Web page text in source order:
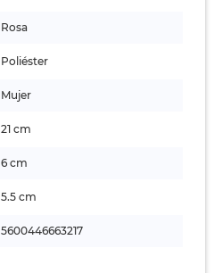
Rosa
Poliéster
Mujer
21 cm
6 cm
5.5 cm
5600446663217